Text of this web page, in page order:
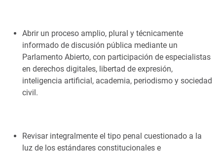
Abrir un proceso amplio, plural y técnicamente
informado de discusión pública mediante un
Parlamento Abierto, con participación de especialistas
en derechos digitales, libertad de expresión,
inteligencia artificial, academia, periodismo y sociedad
civil.
Revisar integralmente el tipo penal cuestionado a la
luz de los estándares constitucionales e